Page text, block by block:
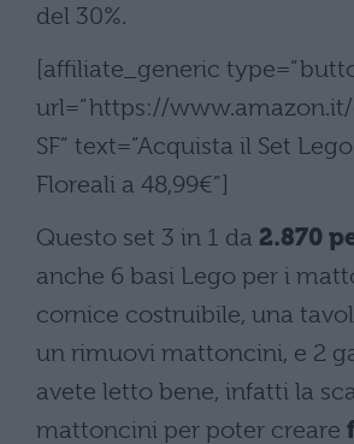
del 30%.
[affiliate_generic
url=”https://www.amazon.it/
SF” text=”Acquista il Set
Floreali a 48,99€”]
Questo set 3 in 1 da 2.870
anche 6 basi Lego per i
cornice costruibile, una
un rimuovi mattoncini, e 2
avete letto bene, infatti la
mattoncini per poter creare